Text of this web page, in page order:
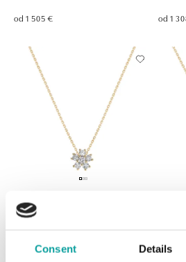
Consent Details
od 1 505 € od 1
ALO
Náhrdelník s diamantmi Sparkling